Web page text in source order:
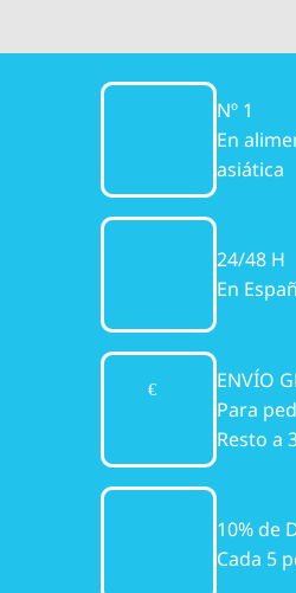
Nº 1
En
asiática
24/48 H
En
ENVÍO
Para
Resto a
10% de
Cada 5